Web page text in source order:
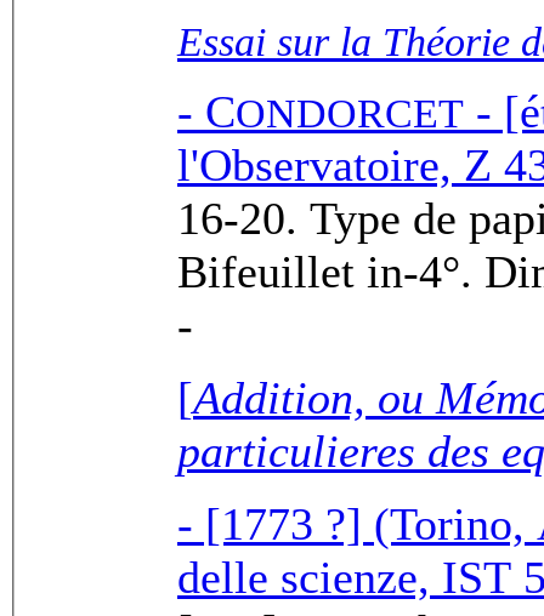
Essai sur la Théorie
- CONDORCET -
l'Observatoire, Z
16-20. Type de papier :
Bifeuillet
-
[Addition, ou
particulieres des
- [1773 ?]
delle scienze, IST